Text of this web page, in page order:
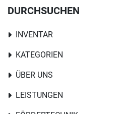
DURCHSUCHEN
INVENTAR
KATEGORIEN
ÜBER UNS
LEISTUNGEN